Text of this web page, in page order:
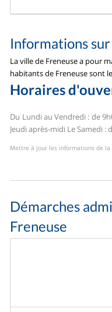
Informations
La ville de Freneuse a pour
habitants de Freneuse sont
Horaires
Du Lundi au Vendredi : de
Jeudi après-midi Le Samedi :
Mettre à jour les informations de la
Démarches
Freneuse